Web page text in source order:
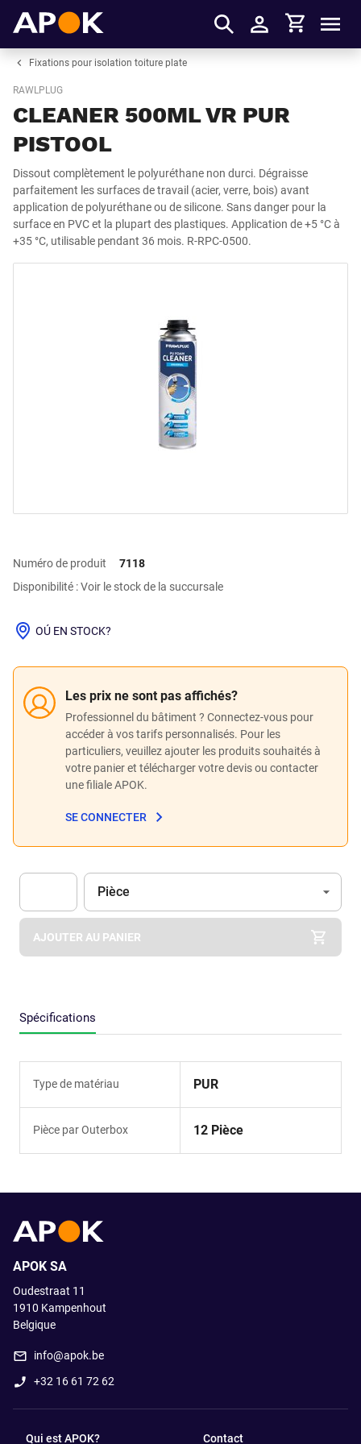
S'identifier
Panier
Fixations pour isolation toiture plate
RAWLPLUG
CLEANER 500ML VR PUR
PISTOOL
Dissout complètement le polyuréthane non durci. Dégraisse
parfaitement les surfaces de travail (acier, verre, bois) avant
application de polyuréthane ou de silicone. Sans danger pour la
surface en PVC et la plupart des plastiques. Application de +5 °C à
+35 °C, utilisable pendant 36 mois. R-RPC-0500.
Numéro de produit
7118
Disponibilité : Voir le stock de la succursale
Les prix ne sont pas affichés?
Professionnel du bâtiment ? Connectez-vous pour
accéder à vos tarifs personnalisés. Pour les
particuliers, veuillez ajouter les produits souhaités à
votre panier et télécharger votre devis ou contacter
une filiale APOK.
SE CONNECTER
OÚ EN STOCK?
Apok.Product.Detail.AddToCart.Quantity (Optionnel)
Unité
Pièce
AJOUTER AU PANIER
Spécifications
Type de matériau PUR
Pièce par Outerbox 12 Pièce
APOK SA
Oudestraat 11
1910 Kampenhout
Belgique
info@apok.be
+32 16 61 72 62
Qui est APOK? Contact